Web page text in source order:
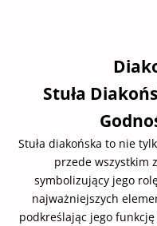
Stuła
Stuła diakońska to nie
przede wszystkim
symbolizujący jego
najważniejszych
podkreślając jego